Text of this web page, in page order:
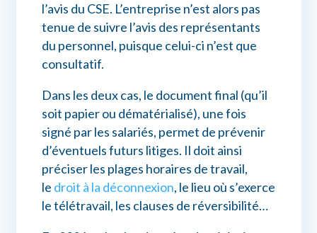
l’avis du CSE. L’entreprise n’est alors pas
tenue de suivre l’avis des représentants
du personnel, puisque celui-ci n’est que
consultatif.
Dans les deux cas, le document final (qu’il
soit papier ou dématérialisé), une fois
signé par les salariés, permet de prévenir
d’éventuels futurs litiges. Il doit ainsi
préciser les plages horaires de travail,
le droit à la déconnexion, le lieu où s’exerce
le télétravail, les clauses de réversibilité…